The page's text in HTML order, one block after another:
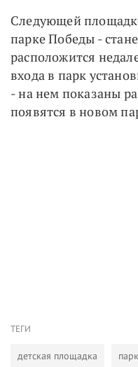
Следующей
парке Победы -
расположится
входа в парк
- на нем показаны
появятся в новом
ТЕГИ
детская площадка